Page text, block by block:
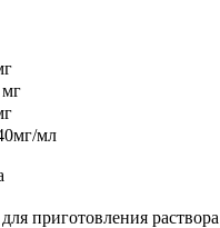
мл
приготовления